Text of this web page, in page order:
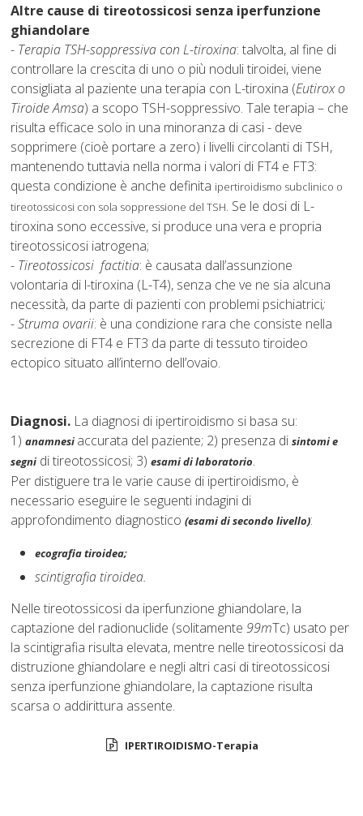
Altre cause di tireotossicosi senza iperfunzione
ghiandolare
- Terapia TSH-soppressiva con L-tiroxina: talvolta, al fine di
controllare la crescita di uno o più noduli tiroidei, viene
consigliata al paziente una terapia con L-tiroxina (Eutirox o
Tiroide Amsa) a scopo TSH-soppressivo. Tale terapia – che
risulta efficace solo in una minoranza di casi - deve
sopprimere (cioè portare a zero) i livelli circolanti di TSH,
mantenendo tuttavia nella norma i valori di FT4 e FT3:
questa condizione è anche definita ipertiroidismo subclinico o
tireotossicosi con sola soppressione del TSH. Se le dosi di L-
tiroxina sono eccessive, si produce una vera e propria
tireotossicosi iatrogena;
- Tireotossicosi factitia: è causata dall’assunzione
volontaria di l-tiroxina (L-T4), senza che ve ne sia alcuna
necessità, da parte di pazienti con problemi psichiatrici;
- Struma ovarii: è una condizione rara che consiste nella
secrezione di FT4 e FT3 da parte di tessuto tiroideo
ectopico situato all’interno dell’ovaio.
Diagnosi. La diagnosi di ipertiroidismo si basa su:
1)anamnesi accurata del paziente; 2) presenza disintomi e
segni di tireotossicosi; 3)esami di laboratorio.
Per distiguere tra le varie cause di ipertiroidismo, è
necessario eseguire le seguenti indagini di
approfondimento diagnostico(esami di secondo livello):
ecografia tiroidea;
scintigrafia tiroidea.
Nelle tireotossicosi da iperfunzione ghiandolare, la
captazione del radionuclide (solitamente99mTc) usato per
la scintigrafia risulta elevata, mentre nelle tireotossicosi da
distruzione ghiandolare e negli altri casi di tireotossicosi
senza iperfunzione ghiandolare, la captazione risulta
scarsa o addirittura assente.
IPERTIROIDISMO-Terapia